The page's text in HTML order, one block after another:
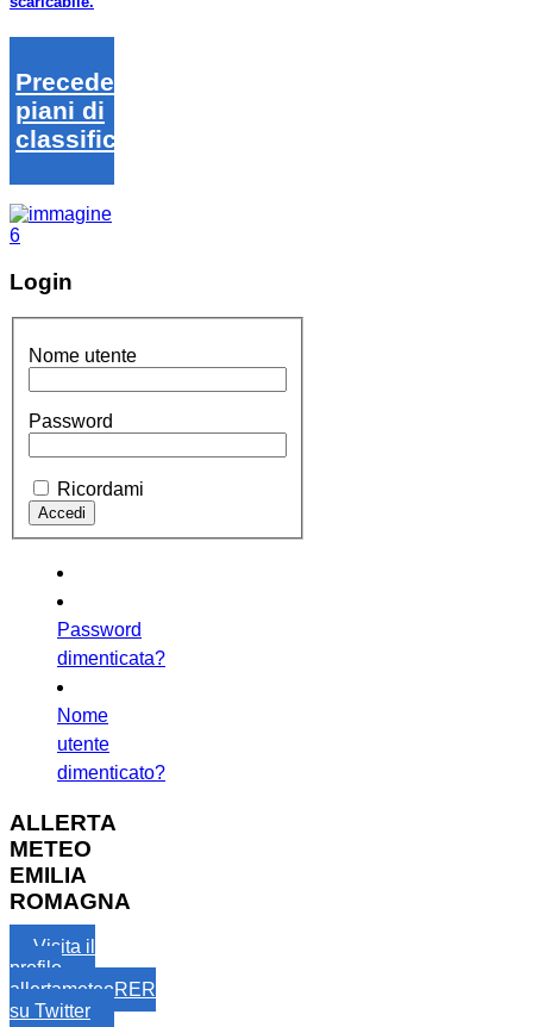
Precedenti
piani di
classifica
Login
Nome utente
Password
Ricordami
Password
dimenticata?
Nome
utente
dimenticato?
ALLERTA
METEO
EMILIA
ROMAGNA
Visita il
profilo
allertameteoRER
su Twitter